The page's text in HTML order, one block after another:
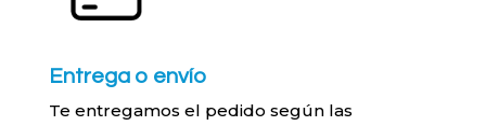
Entrega o envío
Te entregamos el pedido según las